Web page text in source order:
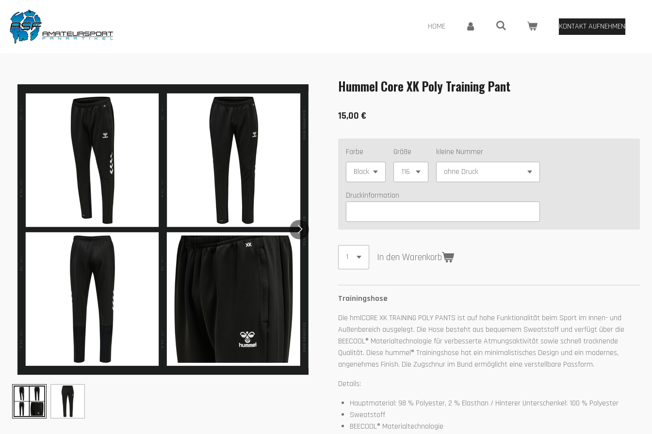
Zum
Hauptinhalt
springen
HOME KONTAKT AUFNEHMEN
Hummel Core XK Poly Training Pant
15,00 €
Farbe Größe kleine Nummer
Druckinformation
In den Warenkorb
Trainingshose
Die hmlCORE XK TRAINING POLY PANTS ist auf hohe Funktionalität beim Sport im Innen- und
Außenbereich ausgelegt. Die Hose besteht aus bequemem Sweatstoff und verfügt über die
BEECOOL® Materialtechnologie für verbesserte Atmungsaktivität sowie schnell trocknende
Qualität. Diese hummel® Trainingshose hat ein minimalistisches Design und ein modernes,
angenehmes Finish. Die Zugschnur im Bund ermöglicht eine verstellbare Passform.
Details:
Hauptmaterial: 98 % Polyester, 2 % Elasthan / Hinterer Unterschenkel: 100 % Polyester
Sweatstoff
BEECOOL® Materialtechnologie